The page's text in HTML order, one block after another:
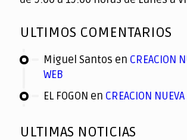
ULTIMOS COMENTARIOS
Miguel Santos en CREACION
WEB
EL FOGON en CREACION
ULTIMAS NOTICIAS